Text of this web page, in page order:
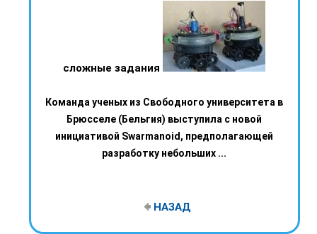
сложные задания
Команда ученых из Свободного университета в
Брюсселе (Бельгия) выступила с новой
инициативой Swarmanoid, предполагающей
разработку небольших ...
НАЗАД